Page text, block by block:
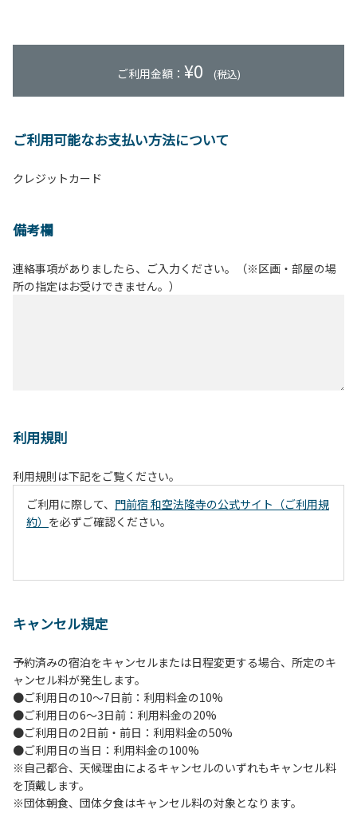
ご利用金額： ¥0 (税込)
ご利用可能なお支払い方法について
クレジットカード
備考欄
連絡事項がありましたら、ご入力ください。（※区画・部屋の場
所の指定はお受けできません。）
利用規則
利用規則は下記をご覧ください。
ご利用に際して、 門前宿 和空法隆寺の公式サイト（ご利用規
約） を必ずご確認ください。
キャンセル規定
予約済みの宿泊をキャンセルまたは日程変更する場合、所定のキ
ャンセル料が発生します。
●ご利用日の10～7日前：利用料金の10%
●ご利用日の6～3日前：利用料金の20%
●ご利用日の2日前・前日：利用料金の50%
●ご利用日の当日：利用料金の100%
※自己都合、天候理由によるキャンセルのいずれもキャンセル料
を頂戴します。
※団体朝食、団体夕食はキャンセル料の対象となります。